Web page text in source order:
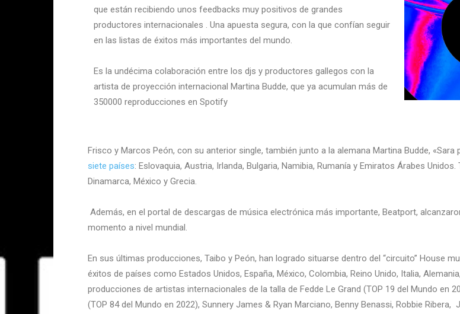
que están recibiendo unos feedbacks muy positivos de grandes
productores internacionales . Una apuesta segura, con la que confían seguir
en las listas de éxitos más importantes del mundo.
Es la undécima colaboración entre los djs y productores gallegos con la
artista de proyección internacional Martina Budde, que ya acumulan más de
350000 reproducciones en Spotify
Frisco y Marcos Peón, con su anterior single, también junto a la alemana Martina Budde, «Sara
siete países: Eslovaquia, Austria, Irlanda, Bulgaria, Namibia, Rumanía y Emiratos Árabes
Dinamarca, México y Grecia.
Además, en el portal de descargas de música electrónica más importante, Beatport,
momento a nivel mundial.
En sus últimas producciones, Taibo y Peón, han logrado situarse dentro del “circuito” House
éxitos de países como Estados Unidos, España, México, Colombia, Reino Unido, Italia,
producciones de artistas internacionales de la talla de Fedde Le Grand (TOP 19 del Mundo en
(TOP 84 del Mundo en 2022), Sunnery James & Ryan Marciano, Benny Benassi, Robbie